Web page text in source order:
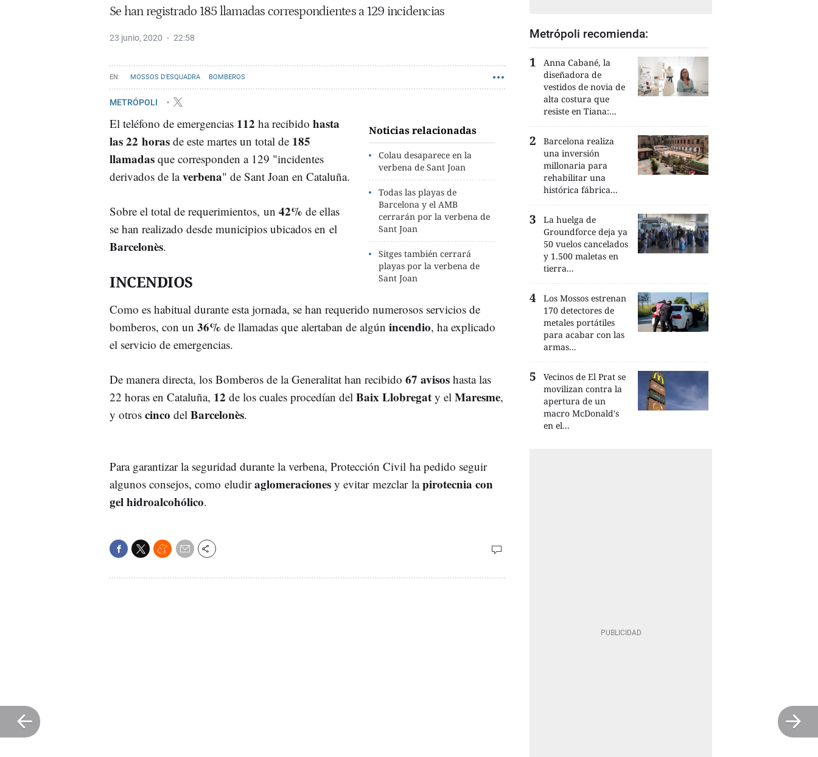
Se han registrado 185 llamadas correspondientes a 129 incidencias
23 junio, 2020 22:58
MOSSOS D'ESQUADRA BOMBEROS
METRÓPOLI
Noticias relacionadas
Colau desaparece en la
verbena de Sant Joan
Todas las playas de
Barcelona y el AMB
cerrarán por la verbena de
Sant Joan
Sitges también cerrará
playas por la verbena de
Sant Joan
El teléfono de emergencias 112 ha recibido hasta
las 22 horas de este martes un total de 185
llamadas que corresponden a 129 "incidentes
derivados de laverbena" de Sant Joan en Cataluña.
Sobre el total de requerimientos, un 42% de ellas
se han realizado desde municipios ubicados en el
Barcelonès.
INCENDIOS
Como es habitual durante esta jornada, se han requerido numerosos servicios de
bomberos, con un 36% de llamadas que alertaban de algún incendio, ha explicado
el servicio de emergencias.
De manera directa, los Bomberos de la Generalitat han recibido 67 avisos hasta las
22 horas en Cataluña, 12 de los cuales procedían del Baix Llobregat y el Maresme,
y otros cinco del Barcelonès.
Para garantizar la seguridad durante la verbena, Protección Civil ha pedido seguir
algunos consejos, como eludiraglomeraciones y evitar mezclar lapirotecnia con
gel hidroalcohólico.
Metrópoli recomienda:
Anna Cabané, la
diseñadora de
vestidos de novia de
alta costura que
resiste en Tiana:...
Barcelona realiza
una inversión
millonaria para
rehabilitar una
histórica fábrica...
La huelga de
Groundforce deja ya
50 vuelos cancelados
y 1.500 maletas en
tierra...
Los Mossos estrenan
170 detectores de
metales portátiles
para acabar con las
armas...
Vecinos de El Prat se
movilizan contra la
apertura de un
macro McDonald's
en el...